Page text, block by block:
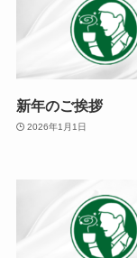
新年のご挨拶
2026年1月1日